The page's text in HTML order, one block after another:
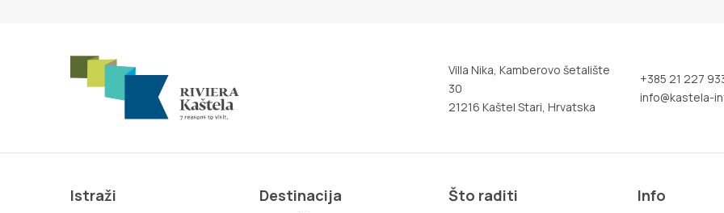
Villa Nika, Kamberovo šetalište
30
21216 Kaštel Stari, Hrvatska
+385 21 227
info@kastela-
Istraži Destinacija Što raditi Info